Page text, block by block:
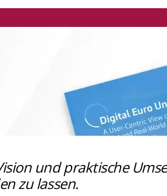
und praktische
zu lassen.